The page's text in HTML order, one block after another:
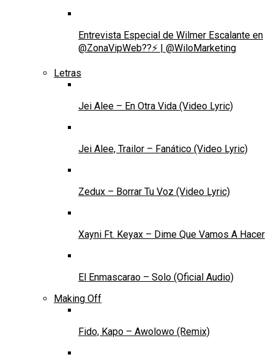
Entrevista Especial de Wilmer Escalante en
@ZonaVipWeb??⚡ | @WiloMarketing
Letras
Jei Alee – En Otra Vida (Video Lyric)
Jei Alee, Trailor – Fanático (Video Lyric)
Zedux – Borrar Tu Voz (Video Lyric)
Xayni Ft. Keyax – Dime Que Vamos A Hacer
El Enmascarao – Solo (Oficial Audio)
Making Off
Fido, Kapo – Awolowo (Remix)